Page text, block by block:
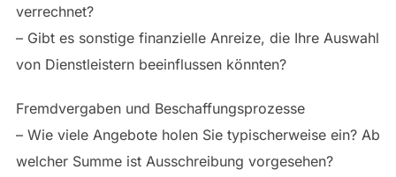
verrechnet?
– Gibt es sonstige finanzielle Anreize, die Ihre Auswahl
von Dienstleistern beeinflussen könnten?
Fremdvergaben und Beschaffungsprozesse
– Wie viele Angebote holen Sie typischerweise ein? Ab
welcher Summe ist Ausschreibung vorgesehen?